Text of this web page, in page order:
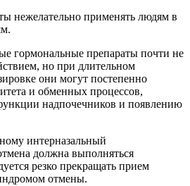
нежелательно применять людям в
гормональные препараты почти не
но при длительном
они могут постепенно
и обменных процессов,
надпочечников и появлению
интерназальный
должна выполняться
резко прекращать прием
отмены.